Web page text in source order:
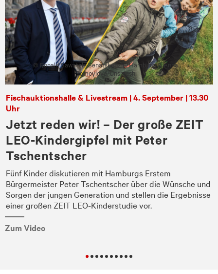
© Ronald Sawatzki Senatskanzlei Hamburg & Anna
Samoylova/Unsplash
Fischauktionshalle & Livestream | 4. September | 13.30
Uhr
Jetzt reden wir! – Der große ZEIT
LEO-Kindergipfel mit Peter
Tschentscher
Fünf Kinder diskutieren mit Hamburgs Erstem
Bürgermeister Peter Tschentscher über die Wünsche und
Sorgen der jungen Generation und stellen die Ergebnisse
einer großen ZEIT LEO-Kinderstudie vor.
Zum Video